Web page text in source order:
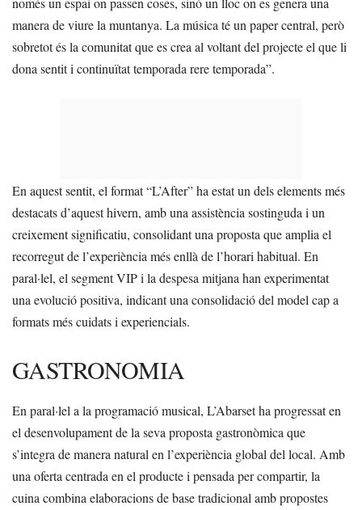
manera de viure la muntanya. La música té un paper central, però
sobretot és la comunitat que es crea al voltant del projecte el que li
dona sentit i continuïtat temporada rere temporada”.
En aquest sentit, el format “L’After” ha estat un dels elements més
destacats d’aquest hivern, amb una assistència sostinguda i un
creixement significatiu, consolidant una proposta que amplia el
recorregut de l’experiència més enllà de l’horari habitual. En
paral·lel, el segment VIP i la despesa mitjana han experimentat
una evolució positiva, indicant una consolidació del model cap a
formats més cuidats i experiencials.
GASTRONOMIA
En paral·lel a la programació musical, L’Abarset ha progressat en
el desenvolupament de la seva proposta gastronòmica que
s’integra de manera natural en l’experiència global del local. Amb
una oferta centrada en el producte i pensada per compartir, la
cuina combina elaboracions de base tradicional amb propostes